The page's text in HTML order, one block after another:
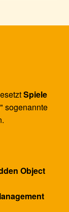
Spiele
sogenannte
Object